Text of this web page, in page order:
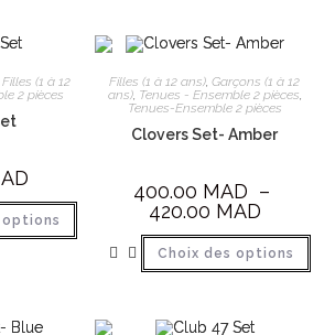
Filles (1 à 12
2 pièces
options
Filles (1 à 12 ans),Garçons (1 à 12
ans), Tenues - Ensemble 2 pièces,
Tenues-Ensemble 2 pièces
Clovers Set- Amber
400.00 MAD –
420.00 MAD
Choix des options